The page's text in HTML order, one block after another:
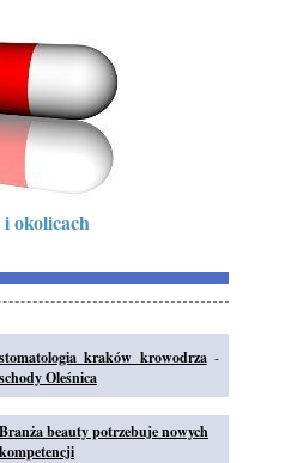
okolicach
stomatologia kraków krowodrza-
schody Oleśnica
Branża beauty potrzebuje nowych
kompetencji